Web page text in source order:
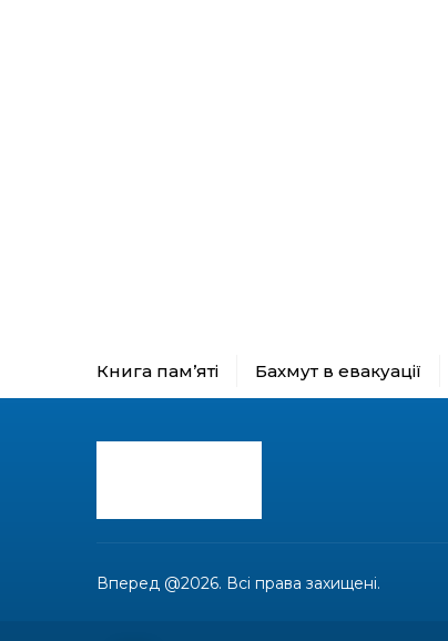
Книга пам’яті Бахмут в евакуації
Вперед @2026. Всі права захищені.